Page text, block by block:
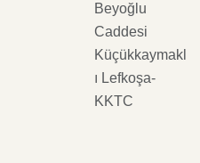
Beyoğlu
Caddesi
Küçükkaymakl
ı Lefkoşa-
KKTC